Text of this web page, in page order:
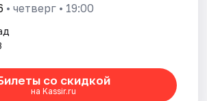
• четверг • 19:00
со скидкой
на Kassir.ru